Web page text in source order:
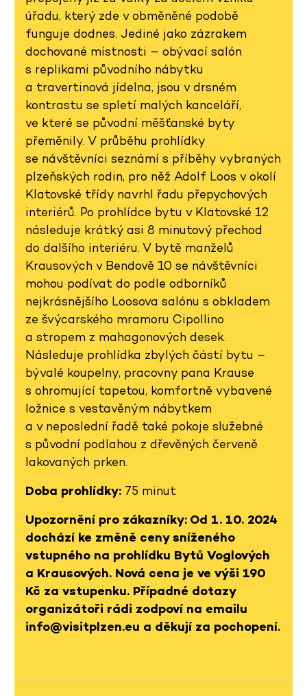
úřadu, který zde v obměněné podobě
funguje dodnes. Jediné jako zázrakem
dochované místnosti – obývací salón
s replikami původního nábytku
a travertinová jídelna, jsou v drsném
kontrastu se spletí malých kanceláří,
ve které se původní měšťanské byty
přeměnily. V průběhu prohlídky
se návštěvníci seznámí s příběhy vybraných
plzeňských rodin, pro něž Adolf Loos v okolí
Klatovské třídy navrhl řadu přepychových
interiérů. Po prohlídce bytu v Klatovské 12
následuje krátký asi 8 minutový přechod
do dalšího interiéru. V bytě manželů
Krausových v Bendově 10 se návštěvníci
mohou podívat do podle odborníků
nejkrásnějšího Loosova salónu s obkladem
ze švýcarského mramoru Cipollino
a stropem z mahagonových desek.
Následuje prohlídka zbylých částí bytu –
bývalé koupelny, pracovny pana Krause
s ohromující tapetou, komfortně vybavené
ložnice s vestavěným nábytkem
a v neposlední řadě také pokoje služebné
s původní podlahou z dřevěných červeně
lakovaných prken.
Doba prohlídky: 75 minut
Upozornění pro zákazníky: Od 1. 10. 2024
dochází ke změně ceny sníženého
vstupného na prohlídku Bytů Voglových
a Krausových. Nová cena je ve výši 190
Kč za vstupenku. Případné dotazy
organizátoři rádi zodpoví na emailu
info@visitplzen.eu a děkují za pochopení.